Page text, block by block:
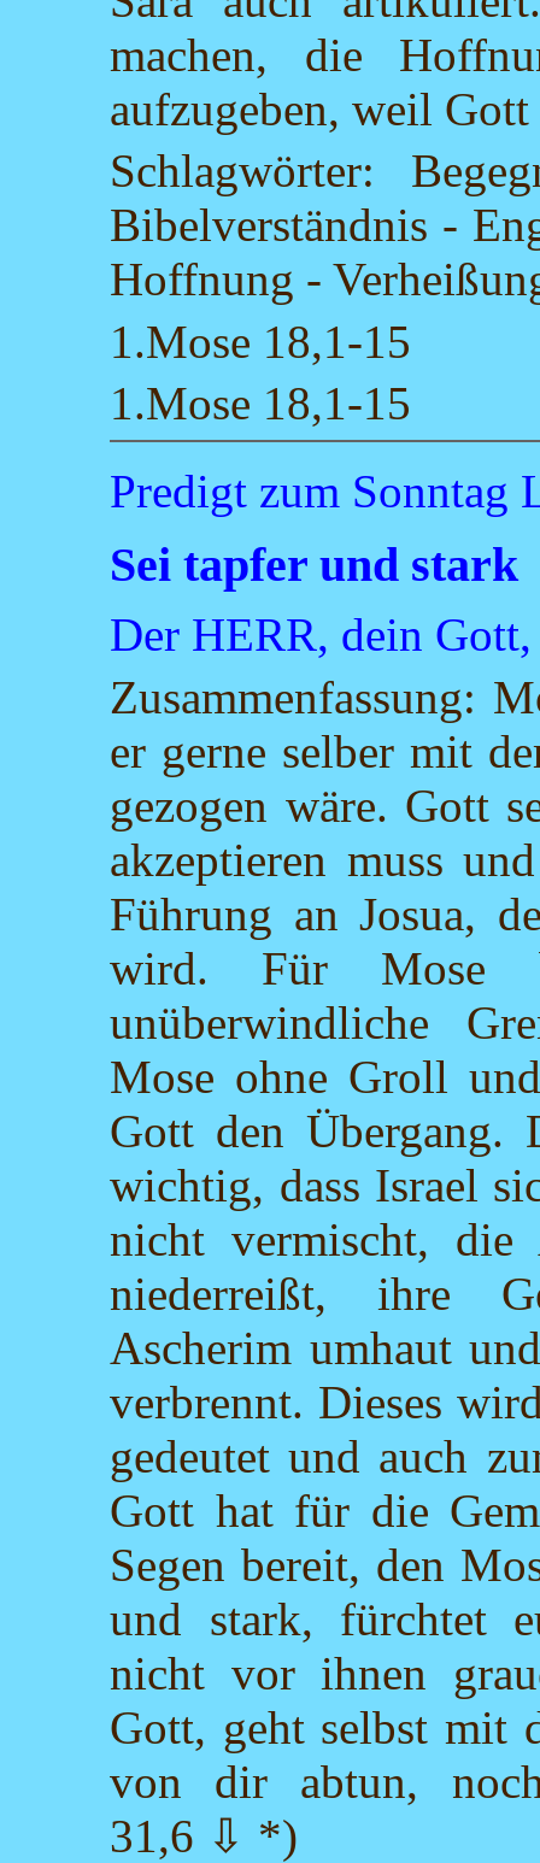
machen, die
aufzugeben, weil
Schlagwörter:
Bibelverständnis -
Hoffnung -
1.Mose 18,1-15
1.Mose 18,1-15
Predigt zum Sonntag
Sei tapfer und stark
Der HERR, dein
Zusammenfassung:
er gerne selber mit
gezogen wäre. Gott
akzeptieren muss
Führung an Josua,
wird. Für Mose
unüberwindliche
Mose ohne Groll
Gott den Übergang.
wichtig, dass Israel
nicht vermischt, die
niederreißt, ihre
Ascherim umhaut
verbrennt. Dieses
gedeutet und auch
Gott hat für die
Segen bereit, den
und stark, fürchtet
nicht vor ihnen
Gott, geht selbst mit
von dir abtun,
31,6 ⇩ *)